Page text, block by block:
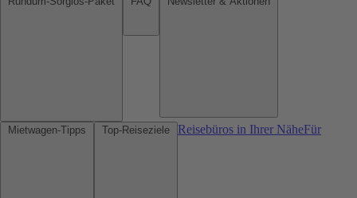
Reisebüros in Ihrer NäheFür